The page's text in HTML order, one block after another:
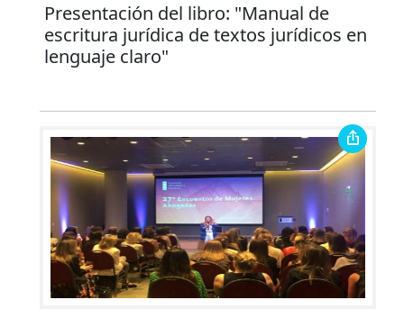
Presentación del libro: "Manual de
escritura jurídica de textos jurídicos en
lenguaje claro"